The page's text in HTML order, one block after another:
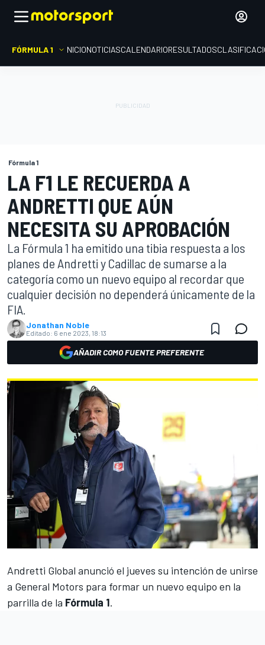
FÓRMULA 1 INICIONOTICIASCALENDARIORESULTADOS
Fórmula 1
LA F1 LE RECUERDA A
ANDRETTI QUE AÚN
NECESITA SU APROBACIÓN
La Fórmula 1 ha emitido una tibia respuesta a los
planes de Andretti y Cadillac de sumarse a la
categoría como un nuevo equipo al recordar que
cualquier decisión no dependerá únicamente de la
FIA.
Jonathan Noble
Editado: 6 ene 2023, 18:13
AÑADIR COMO FUENTE PREFERENTE
Andretti Global anunció el jueves su intención de unirse
a General Motors para formar un nuevo equipo en la
parrilla de la Fórmula 1.